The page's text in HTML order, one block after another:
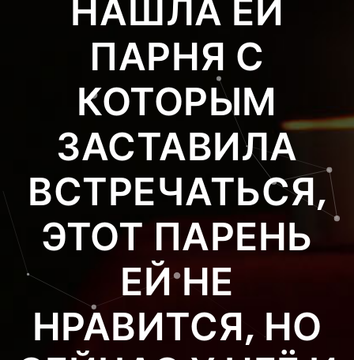
НАШЛА ЕЙ
ПАРНЯ С
КОТОРЫМ
ЗАСТАВИЛА
ВСТРЕЧАТЬСЯ,
ЭТОТ ПАРЕНЬ
ЕЙ НЕ
НРАВИТСЯ, НО